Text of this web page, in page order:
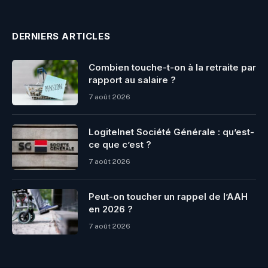
DERNIERS ARTICLES
Combien touche-t-on à la retraite par
rapport au salaire ?
7 août 2026
Logitelnet Société Générale : qu’est-
ce que c’est ?
7 août 2026
Peut-on toucher un rappel de l’AAH
en 2026 ?
7 août 2026